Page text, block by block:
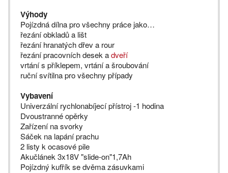
Výhody
Pojízdná dílna pro všechny práce jako…
řezání obkladů a lišt
řezání hranatých dřev a rour
řezání pracovních desek adveří
vrtání s příklepem, vrtání a šroubování
ruční svítilna pro všechny případy
Vybavení
Univerzální rychlonabíjecí přístroj -1 hodina
Dvoustranné opěrky
Zařízení na svorky
Sáček na lapání prachu
2 listy k ocasové pile
Akučlánek 3x18V "slide-on"1,7Ah
Pojízdný kufřík se dvěma zásuvkami